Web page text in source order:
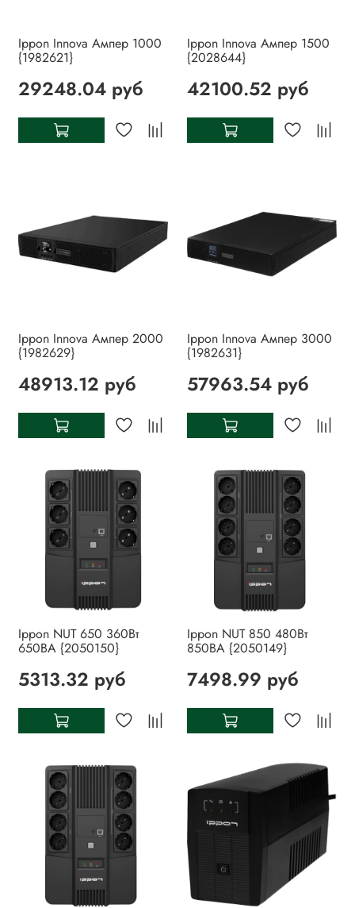
Ippon Innova Ампер 1000
{1982621}
29248.04 руб
Ippon Innova Ампер 1500
{2028644}
42100.52 руб
Ippon Innova Ампер 2000
{1982629}
48913.12 руб
Ippon Innova Ампер 3000
{1982631}
57963.54 руб
Ippon NUT 650 360Вт
650ВА {2050150}
5313.32 руб
Ippon NUT 850 480Вт
850ВА {2050149}
7498.99 руб